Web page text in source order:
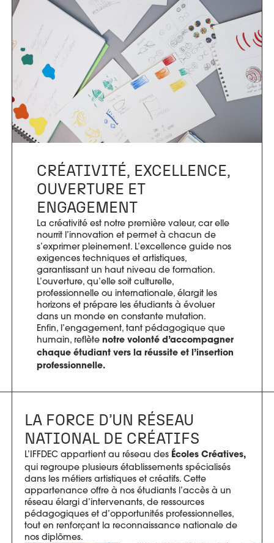
CRÉATIVITÉ, EXCELLENCE,
OUVERTURE ET
ENGAGEMENT
La créativité est notre première valeur, car elle
nourrit l’innovation et permet à chacun de
s’exprimer pleinement. L’excellence guide nos
exigences techniques et artistiques,
garantissant un haut niveau de formation.
L’ouverture, qu’elle soit culturelle,
professionnelle ou internationale, élargit les
horizons et prépare les étudiants à évoluer
dans un monde en constante mutation.
Enfin, l’engagement, tant pédagogique que
humain, reflète notre volonté d’accompagner
chaque étudiant vers la réussite et l’insertion
professionnelle.
LA FORCE D’UN RÉSEAU
NATIONAL DE CRÉATIFS
L’IFFDEC appartient au réseau des Écoles Créatives,
qui regroupe plusieurs établissements spécialisés
dans les métiers artistiques et créatifs. Cette
appartenance offre à nos étudiants l’accès à un
réseau élargi d’intervenants, de ressources
pédagogiques et d’opportunités professionnelles,
tout en renforçant la reconnaissance nationale de
nos diplômes.